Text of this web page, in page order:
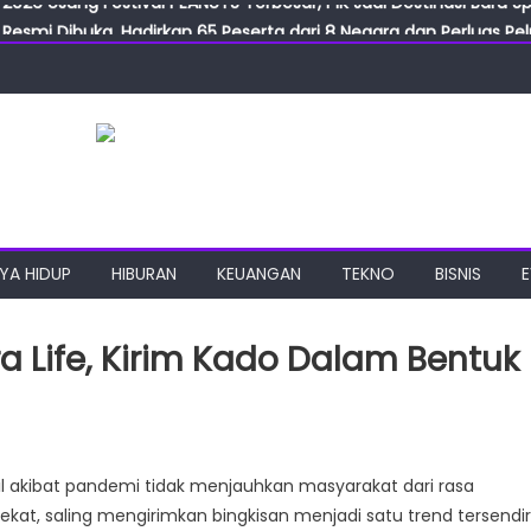
Dibuka, Hadirkan 65 Peserta dari 8 Negara dan Perluas
Usung Festival PEANUTS Terbesar, PIK Jadi Destinasi Baru
HIDUP HIBURAN KEUANGAN TEKNO BISNIS
Life, Kirim Kado Dalam Bentuk
akibat pandemi tidak menjauhkan masyarakat dari rasa
saling mengirimkan bingkisan menjadi satu trend